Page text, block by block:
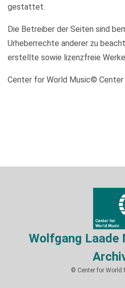
gestattet.
Die Betreiber der Seiten sind
Urheberrechte anderer zu
erstellte sowie lizenzfreie
Center for World Music©
Wolfgang Laade
© Center for World